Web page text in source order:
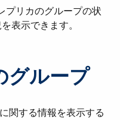
リカのグループの状
表示できます。
グループ
関する情報を表示する